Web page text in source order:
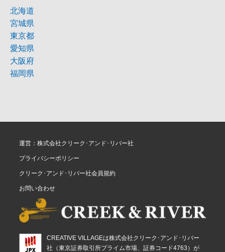
北海道
宮城県
東京都
愛知県
大阪府
福岡県
運営：株式会社クリーク･アンド･リバー社
プライバシーポリシー
クリーク･アンド･リバー社会員規約
お問い合わせ
CREATIVE VILLAGEは株式会社クリーク･アンド･リバー
社（東京証券取引所プライム市場、証券コード4763）が